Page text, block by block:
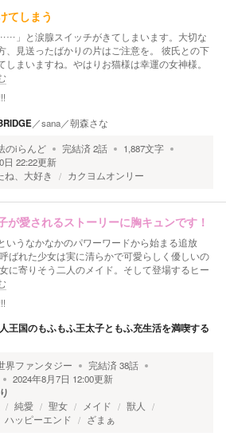
てしまう
」と涙腺スイッチがきてしまいます。大切な
、見送ったばかりの片はご注意を。 彼氏との下
しまいますね。やはりお猫様は幸運の女神様。
／sana／朝森さな
のiらんど 完結済2話 1,887文字
日 22:22更新
ね、大好き カクヨムオンリー
が愛されるストーリーに胸キュンです！
いうなかなかのパワーワードから始まる追放
ばれた少女は実に清らかで可愛らしく優しいの
に寄りそう二人のメイド。そして登場するヒー
王国のもふもふ王太子ともふ充生活を満喫する
界ファンタジー 完結済38話
2024年8月7日 12:00更新
純愛 聖女 メイド
獣人
ハッピーエンド ざまぁ